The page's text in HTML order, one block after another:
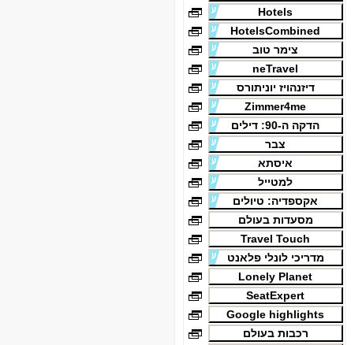
Hotels
HotelsCombined
צימר טוב
neTravel
דיזנהויז יוניתורס
Zimmer4me
הדקה ה-90: דילים
צבר
איסתא
למטייל
אקספדיה: טיולים
מסעדות בעולם
Travel Touch
מדריכי לונלי פלאנט
Lonely Planet
SeatExpert
Google highlights
רכבות בעולם